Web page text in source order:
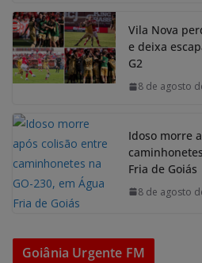
Vila Nova
e deixa
G2
8 de agosto
Idoso morre
Fria de Goiás
8 de agosto
Goiânia Urgente FM